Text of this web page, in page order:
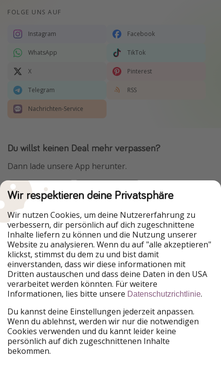
FOLGE UNS AUF
Instagram Facebook
WhatsApp TikTok
X Pinterest
Telegram RSS
Nachrichten-Service
Du willst keinen Deal mehr verpassen?
Dann lade unsere App herunter.
Urlaubspiraten ist Teil der HolidayPirates Group
Unsere Märkte
PiratinViaggio
HolidayPirates
VakantiePiraten
WakacyjniPiraci
VoyagesPirates
Ferienpiraten
Urlaubspiraten
ViajerosPiratas
TravelPirates
HolidayPirates Group
Lerne uns kennen
Über uns
Rechtliches
Wir respektieren deine Privatsphäre
Wir nutzen Cookies, um deine Nutzererfahrung zu
verbessern, dir persönlich auf dich zugeschnittene
Inhalte liefern zu können und die Nutzung unserer
Website zu analysieren. Wenn du auf "alle akzeptieren"
klickst, stimmst du dem zu und bist damit
einverstanden, dass wir diese informationen mit
Dritten austauschen und dass deine Daten in den USA
verarbeitet werden könnten. Für weitere
Informationen, lies bitte unsere Datenschutzrichtlinie.
Du kannst deine Einstellungen jederzeit anpassen.
Wenn du ablehnst, werden wir nur die notwendigen
Cookies verwenden und du kannt leider keine
persönlich auf dich zugeschnittenen Inhalte
bekommen.